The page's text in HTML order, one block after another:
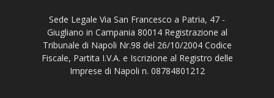
Sede Legale Via San Francesco a Patria, 47 -
Giugliano in Campania 80014 Registrazione al
Tribunale di Napoli Nr.98 del 26/10/2004 Codice
Fiscale, Partita I.V.A. e Iscrizione al Registro delle
Imprese di Napoli n. 08784801212